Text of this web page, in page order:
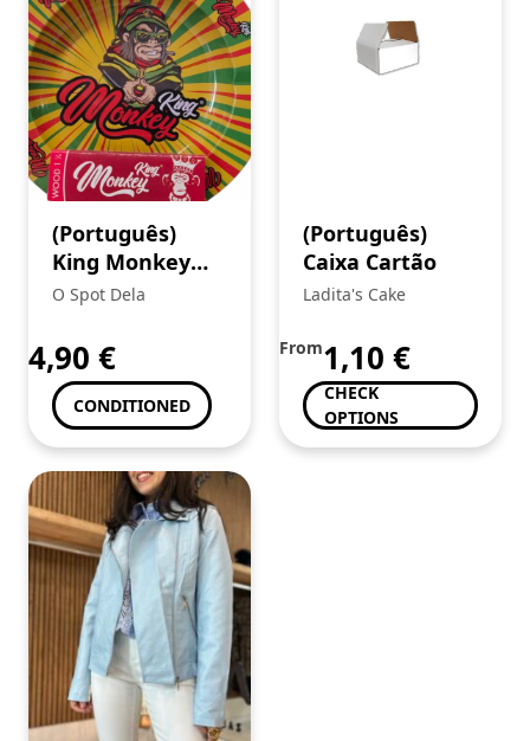
(Português)
King Monkey
Cinzeiro (2) +
Brown
O Spot Dela
4,90 €
CONDITIONED
(Português)
Caixa Cartão
Ladita's Cake
From1,10 €
CHECK
OPTIONS